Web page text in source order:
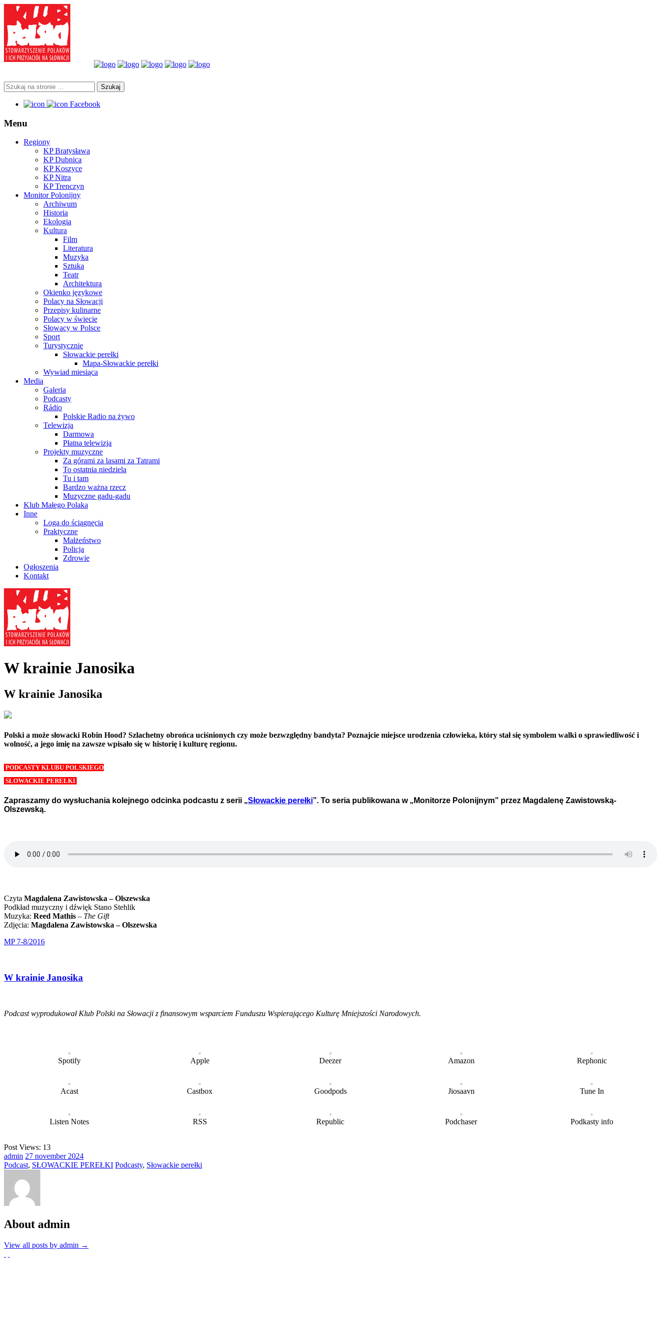
Facebook
Menu
Regiony
KP Bratysława
KP Dubnica
KP Koszyce
KP Nitra
KP Trenczyn
Monitor Polonijny
Archiwum
Historia
Ekologia
Kultura
Film
Literatura
Muzyka
Sztuka
Teatr
Architektura
Okienko językowe
Polacy na Słowacji
Przepisy kulinarne
Polacy w świecie
Słowacy w Polsce
Sport
Turystycznie
Słowackie perełki
Mapa-Słowackie perełki
Wywiad miesiąca
Media
Galeria
Podcasty
Rádio
Polskie Radio na żywo
Telewizja
Darmowa
Płatna telewizja
Projekty muzyczne
Za górami za lasami za Tatrami
To ostatnia niedziela
Tu i tam
Bardzo ważna rzecz
Muzyczne gadu-gadu
Klub Małego Polaka
Inne
Loga do ściągnęcia
Praktyczne
Małżeństwo
Policja
Zdrowie
Ogłoszenia
Kontakt
W krainie Janosika
W krainie Janosika
Polski a może słowacki Robin Hood? Szlachetny obrońca uciśnionych czy może bezwzględny bandyta? Poznajcie miejsce urodzenia człowieka, który stał się symbolem walki o sprawiedliwość i
wolność, a jego imię na zawsze wpisało się w historię i kulturę regionu.
PODCASTY KLUBU POLSKIEGO
SŁOWACKIE PEREŁKI
Zapraszamy do wysłuchania kolejnego odcinka podcastu z serii „Słowackie perełki”. To seria publikowana w „Monitorze Polonijnym” przez Magdalenę Zawistowską-
Olszewską.
Czyta Magdalena Zawistowska – Olszewska
Podkład muzyczny i dźwięk Stano Stehlik
Muzyka: Reed Mathis – The Gift
Zdjęcia: Magdalena Zawistowska – Olszewska
MP 7-8/2016
W krainie Janosika
Podcast wyprodukował Klub Polski na Słowacji z finansowym wsparciem Funduszu Wspierającego Kulturę Mniejszości Narodowych.
Spotify Apple Deezer Amazon Rephonic
Acast Castbox Goodpods Jiosaavn Tune In
Listen Notes RSS Republic Podchaser Podkasty info
Post Views: 13
admin 27 november 2024
Podcast, SŁOWACKIE PEREŁKI Podcasty, Słowackie perełki
About admin
View all posts by admin →